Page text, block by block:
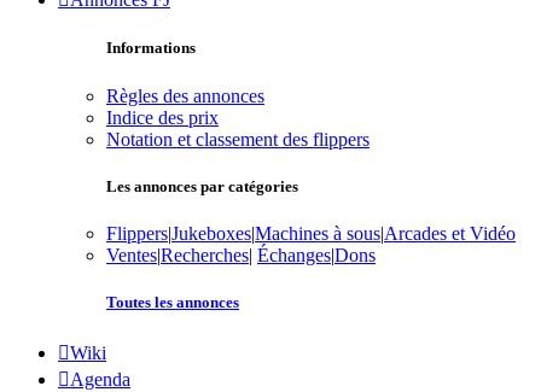
Informations
Règles des annonces
Indice des prix
Notation et classement des flippers
Les annonces par catégories
Flippers|Jukeboxes|Machines à sous|Arcades et Vidéo
Ventes|Recherches| Échanges|Dons
Toutes les annonces
Wiki
Agenda